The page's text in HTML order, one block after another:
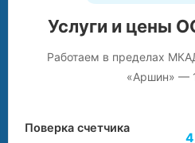
Услуги и цены
Работаем в пределах
«Аршин» —
Поверка счетчика